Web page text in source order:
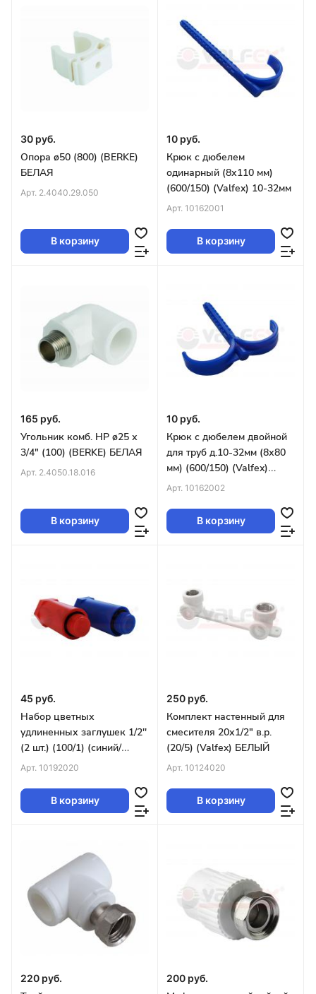
30 руб.
Опора ø50 (800) (BERKE)
БЕЛАЯ
Арт. 2.4040.29.050
В корзину
10 руб.
Крюк с дюбелем
одинарный (8х110 мм)
(600/150) (Valfex) 10-32мм
Арт. 10162001
В корзину
165 руб.
Угольник комб. НР ø25 х
3/4" (100) (BERKE) БЕЛАЯ
Арт. 2.4050.18.016
В корзину
10 руб.
Крюк с дюбелем двойной
для труб д.10-32мм (8х80
мм) (600/150) (Valfex)
Белый
Арт. 10162002
В корзину
45 руб.
Набор цветных
удлиненных заглушек 1/2''
(2 шт.) (100/1) (синий/
красный) VALFEX
Арт. 10192020
В корзину
250 руб.
Комплект настенный для
смесителя 20х1/2" в.р.
(20/5) (Valfex) БЕЛЫЙ
Арт. 10124020
В корзину
220 руб. 200 руб.